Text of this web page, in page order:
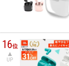
16位
UP